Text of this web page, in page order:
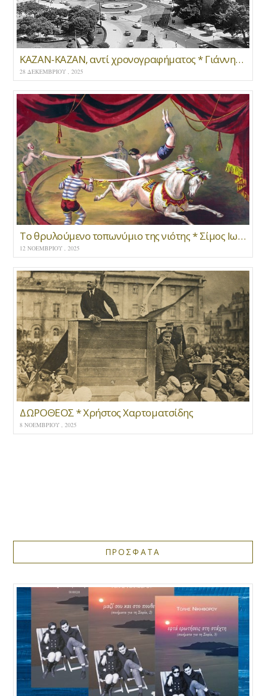
ΚΑΖΑΝ-ΚΑΖΑΝ, αντί χρονογραφήματος * Γιάννης Μανωλόπουλος
28 ΔΕΚΕΜΒΡΊΟΥ , 2025
Το θρυλούμενο τοπωνύμιο της νιότης * Σίμος Ιωσηφίδης
12 ΝΟΕΜΒΡΊΟΥ , 2025
ΔΩΡΟΘΕΟΣ * Χρήστος Χαρτοματσίδης
8 ΝΟΕΜΒΡΊΟΥ , 2025
ΠΡΟΣΦΑΤΑ